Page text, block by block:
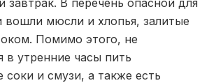
вошли мюсли и хлопья, залитые
Помимо этого, не
в утренние часы пить
и смузи, а также есть